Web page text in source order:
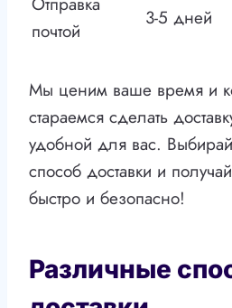
почтой
3-5 дней
Мы ценим ваше время и
стараемся сделать
удобной для вас.
способ доставки и
быстро и безопасно!
Различные